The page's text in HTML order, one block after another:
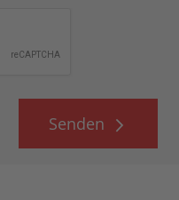
Senden